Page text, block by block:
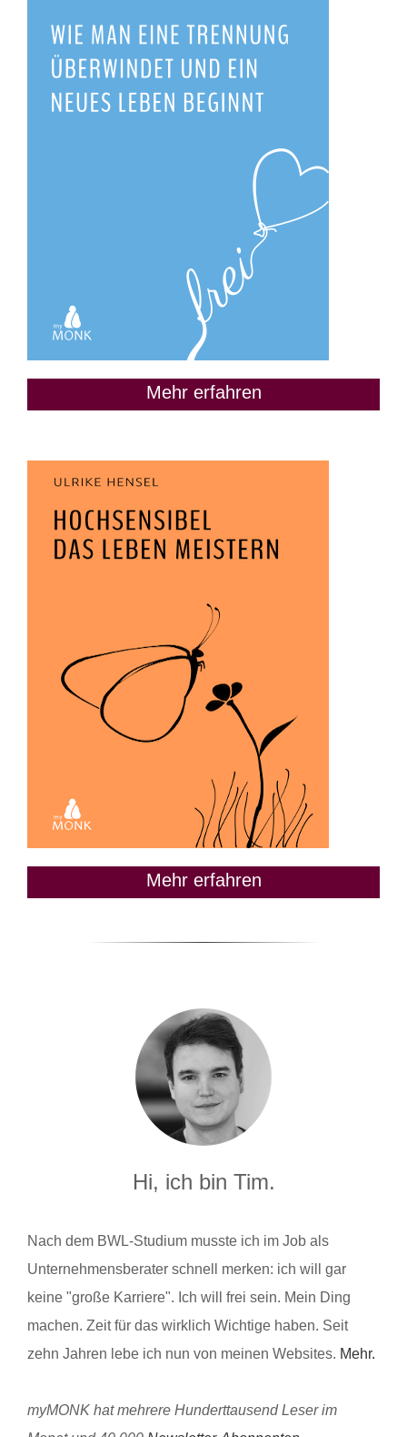
Mehr erfahren
Mehr erfahren
Hi, ich bin Tim.
Nach dem BWL-Studium musste ich im Job als
Unternehmensberater schnell merken: ich will gar
keine "große Karriere". Ich will frei sein. Mein Ding
machen. Zeit für das wirklich Wichtige haben. Seit
zehn Jahren lebe ich nun von meinen Websites. Mehr.
myMONK hat mehrere Hunderttausend Leser im